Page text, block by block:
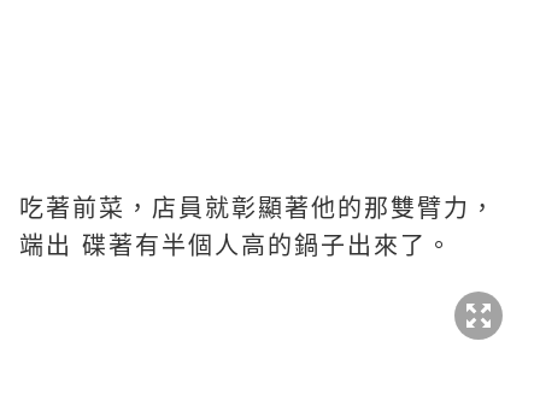
吃著前菜，店員就彰顯著他的那雙臂力，
端出 碟著有半個人高的鍋子出來了。